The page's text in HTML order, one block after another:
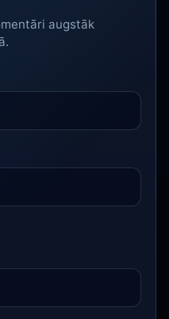
augstāk